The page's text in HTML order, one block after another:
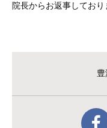
院長からお返事してお